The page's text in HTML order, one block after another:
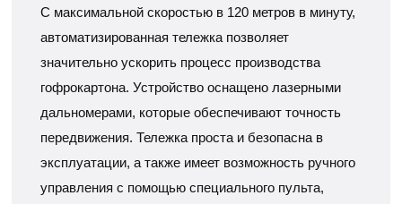
С максимальной скоростью в 120 метров в минуту,
автоматизированная тележка позволяет
значительно ускорить процесс производства
гофрокартона. Устройство оснащено лазерными
дальномерами, которые обеспечивают точность
передвижения. Тележка проста и безопасна в
эксплуатации, а также имеет возможность ручного
управления с помощью специального пульта,